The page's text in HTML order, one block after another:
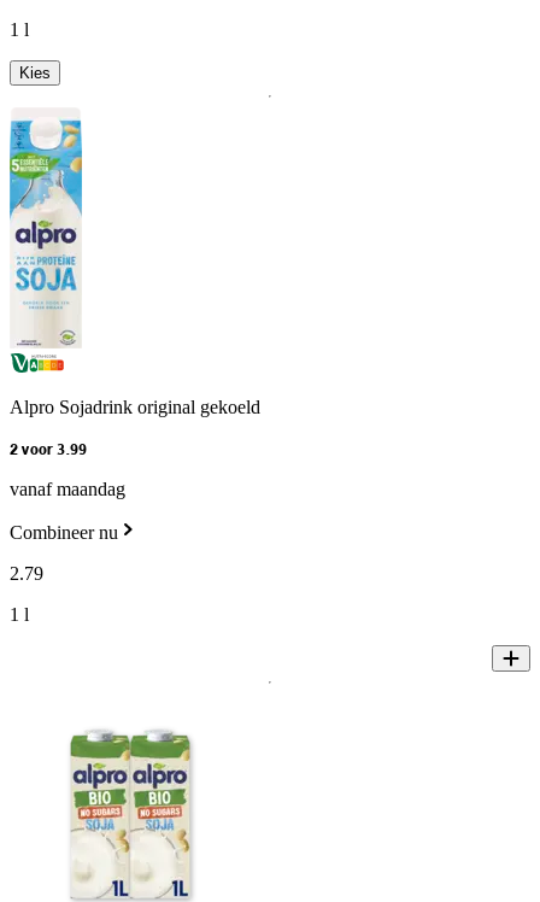
1 l
Kies
Alpro Sojadrink original gekoeld
2 voor 3.99
vanaf maandag
Combineer nu
2.79
1 l